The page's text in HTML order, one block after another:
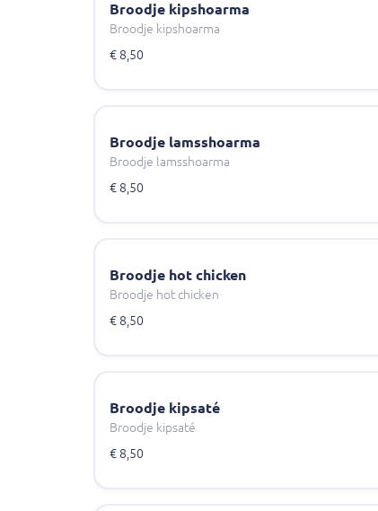
Broodje kipshoarma
Broodje kipshoarma
€ 8,50
Broodje lamsshoarma
Broodje lamsshoarma
€ 8,50
Broodje hot chicken
Broodje hot chicken
€ 8,50
Broodje kipsaté
Broodje kipsaté
€ 8,50